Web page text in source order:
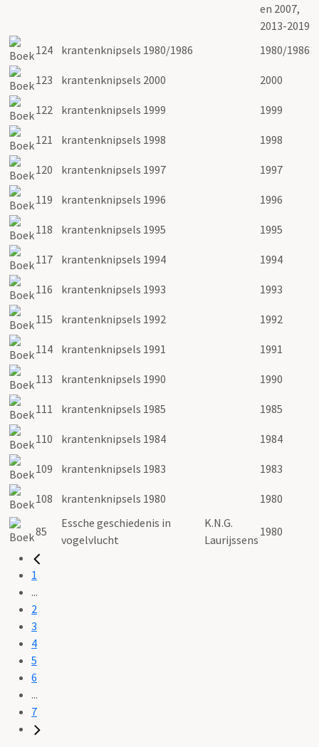
en 2007,
2013-2019
124
krantenknipsels 1980/1986 1980/1986
123 krantenknipsels 2000 2000
122 krantenknipsels 1999 1999
121 krantenknipsels 1998 1998
120 krantenknipsels 1997 1997
119 krantenknipsels 1996 1996
118 krantenknipsels 1995 1995
117 krantenknipsels 1994 1994
116 krantenknipsels 1993 1993
115 krantenknipsels 1992 1992
114 krantenknipsels 1991 1991
113 krantenknipsels 1990 1990
111 krantenknipsels 1985 1985
110 krantenknipsels 1984 1984
109 krantenknipsels 1983 1983
108 krantenknipsels 1980 1980
85
Essche geschiedenis in
vogelvlucht
K.N.G.
Laurijssens
1980
1
...
2
3
4
5
6
...
7